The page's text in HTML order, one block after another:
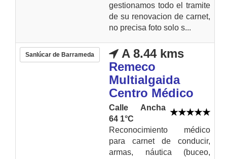
gestionamos todo el tramite
de su renovacion de carnet,
no precisa foto solo s...
Sanlúcar de Barrameda
A 8.44 kms
Remeco
Multialgaida
Centro Médico
Calle Ancha
64 1°C
Reconocimiento médico
para carnet de conducir,
armas, náutica (buceo,